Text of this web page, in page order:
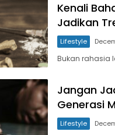
Kenali
Jadikan
Lifestyle
Bukan rahasia
Jangan
Generasi
Lifestyle